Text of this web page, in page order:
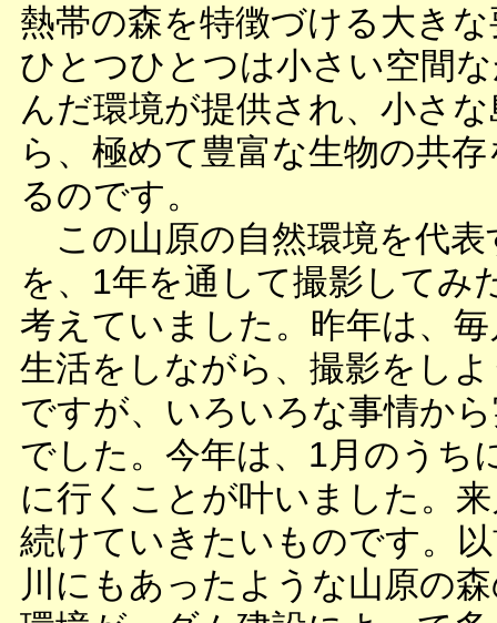
熱帯の森を特徴づける大き
ひとつひとつは小さい空間
んだ環境が提供され、小さ
ら、極めて豊富な生物の共
るのです。
この山原の自然環境を代表
を、1年を通して撮影してみ
考えていました。昨年は、
生活をしながら、撮影をし
ですが、いろいろな事情か
でした。今年は、1月のうち
に行くことが叶いました。
続けていきたいものです。
川にもあったような山原の